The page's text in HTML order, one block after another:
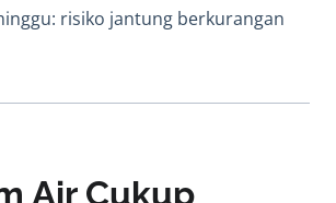
risiko jantung berkurangan
Air Cukup